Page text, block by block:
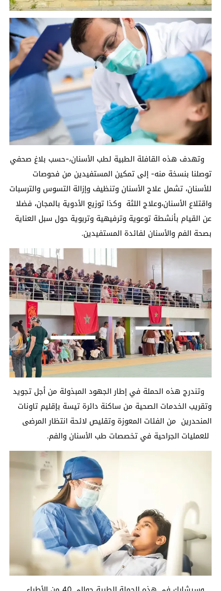
وتهدف هذه القافلة الطبية لطب الأسنان،-حسب بلاغ صحفي
توصلنا بنسخة منه- إلى تمكين المستفيدين من فحوصات
للأسنان، تشمل علاج الأسنان وتنظيف وإزالة التسوس والترسبات
واقتلاع الأسنان،وعلاج اللثة وكذا توزيع الأدوية بالمجان، فضلا
عن القيام بأنشطة توعوية وترفيهية وتربوية حول سبل العناية
بصحة الفم والأسنان لفائدة المستفيدين.
وتندرج هذه الحملة في إطار الجهود المبذولة من أجل تجويد
وتقريب الخدمات الصحية من ساكنة دائرة تيسة بإقليم تاونات
المنحدرين من الفئات المعوزة وتقليص لائحة انتظار المرضى
للعمليات الجراحية في تخصصات طب الأسنان والفم.